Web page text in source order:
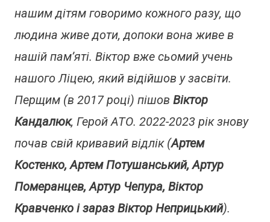
нашим дітям говоримо кожного разу, що
людина живе доти, допоки вона живе в
нашій пам’яті. Віктор вже сьомий учень
нашого Ліцею, який відійшов у засвіти.
Перщим (в 2017 році) пішов Віктор
Кандалюк, Герой АТО. 2022-2023 рік знову
почав свій кривавий відлік (Артем
Костенко, Артем Потушанський, Артур
Померанцев, Артур Чепура, Віктор
Кравченко і зараз Віктор Неприцький).